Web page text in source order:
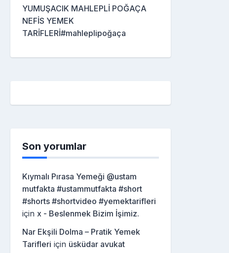
YUMUŞACIK MAHLEPLİ POĞAÇA
NEFİS YEMEK
TARİFLERİ#mahleplipoğaça
Son yorumlar
Kıymalı Pırasa Yemeği @ustam
mutfakta #ustammutfakta #short
#shorts #shortvideo #yemektarifleri
için x - Beslenmek Bizim İşimiz.
Nar Ekşili Dolma – Pratik Yemek
Tarifleri için üsküdar avukat